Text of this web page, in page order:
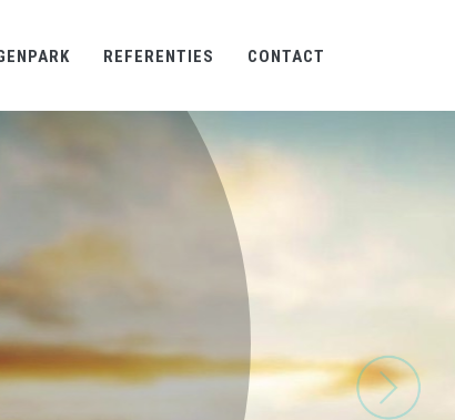
REFERENTIES CONTACT